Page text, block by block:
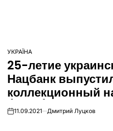
ОПУБЛІКУВАТИ
У
УКРАЇНА
25-летие
Нацбанк
коллекционный
(Фото)
on11.09.2021 Дмитрий Луцков